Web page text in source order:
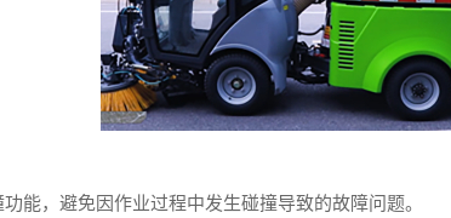
能，避免因作业过程中发生碰撞导致的故障问题。